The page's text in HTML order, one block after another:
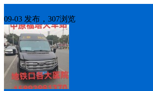
09-03 发布，307浏览